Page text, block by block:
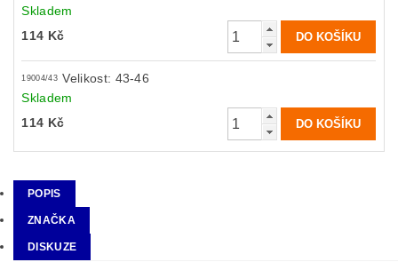
Skladem
114 Kč
19004/43 Velikost: 43-46
Skladem
114 Kč
POPIS
ZNAČKA
DISKUZE